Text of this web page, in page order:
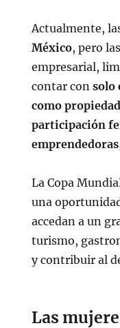
Actualmente,
México, pero
empresarial,
contar consolo
como
participación
La Copa
una
accedan a un
turismo,
y contribuir al
Las